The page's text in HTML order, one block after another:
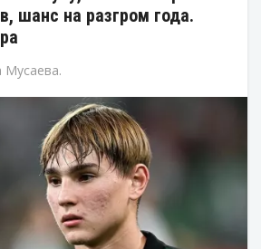
шанс на разгром года.
Мусаева.